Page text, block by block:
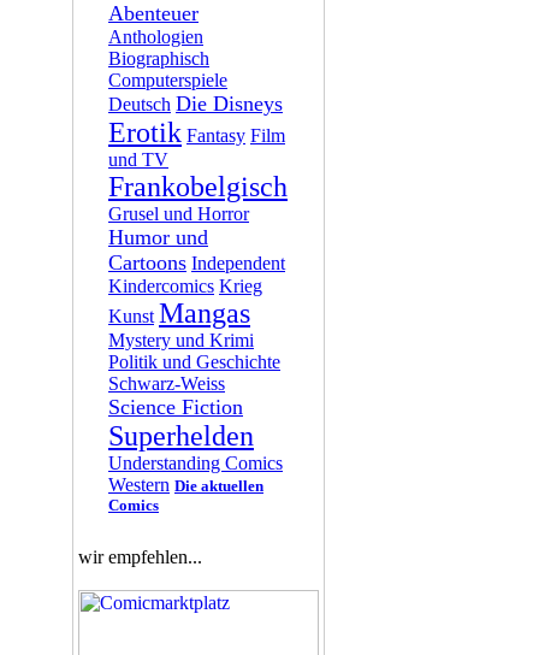
Abenteuer
Anthologien
Biographisch
Computerspiele
Deutsch Die Disneys
Erotik Fantasy Film
und TV
Frankobelgisch
Grusel und Horror
Humor und
Cartoons Independent
Kindercomics Krieg
Kunst Mangas
Mystery und Krimi
Politik und Geschichte
Schwarz-Weiss
Science Fiction
Superhelden
Understanding Comics
Western Die aktuellen
Comics
wir empfehlen...